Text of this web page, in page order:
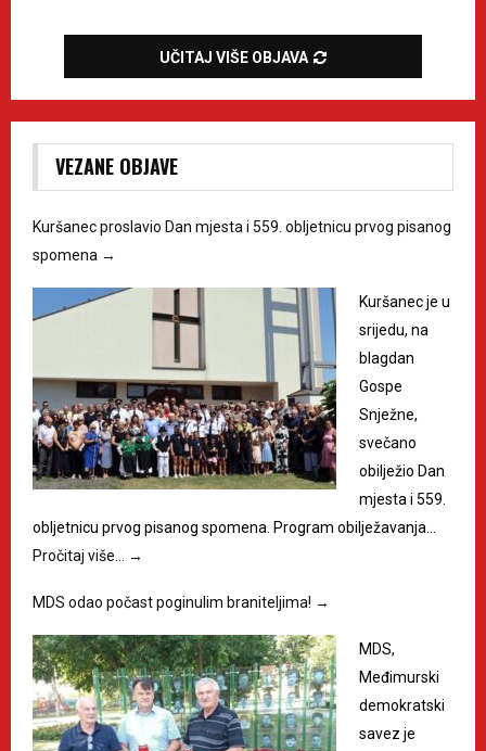
UČITAJ VIŠE OBJAVA
VEZANE OBJAVE
Kuršanec proslavio Dan mjesta i 559. obljetnicu prvog pisanog
spomena →
Kuršanec je u
srijedu, na
blagdan
Gospe
Snježne,
svečano
obilježio Dan
mjesta i 559.
obljetnicu prvog pisanog spomena. Program obilježavanja…
Pročitaj više…
→
MDS odao počast poginulim braniteljima! →
MDS,
Međimurski
demokratski
savez je